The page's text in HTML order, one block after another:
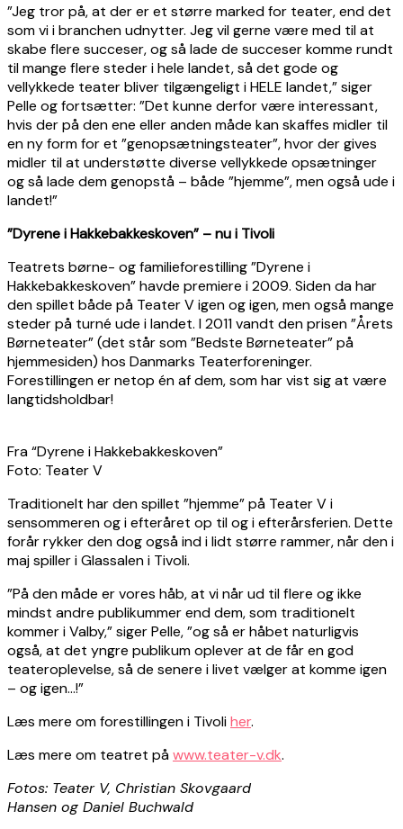
”Jeg tror på, at der er et større marked for teater, end det
som vi i branchen udnytter. Jeg vil gerne være med til at
skabe flere succeser, og så lade de succeser komme rundt
til mange flere steder i hele landet, så det gode og
vellykkede teater bliver tilgængeligt i HELE landet,” siger
Pelle og fortsætter: ”Det kunne derfor være interessant,
hvis der på den ene eller anden måde kan skaffes midler til
en ny form for et ”genopsætningsteater”, hvor der gives
midler til at understøtte diverse vellykkede opsætninger
og så lade dem genopstå – både ”hjemme”, men også ude i
landet!”
”Dyrene i Hakkebakkeskoven” – nu i Tivoli
Teatrets børne- og familieforestilling ”Dyrene i
Hakkebakkeskoven” havde premiere i 2009. Siden da har
den spillet både på Teater V igen og igen, men også mange
steder på turné ude i landet. I 2011 vandt den prisen ”Årets
Børneteater” (det står som ”Bedste Børneteater” på
hjemmesiden) hos Danmarks Teaterforeninger.
Forestillingen er netop én af dem, som har vist sig at være
langtidsholdbar!
Fra “Dyrene i Hakkebakkeskoven”
Foto: Teater V
Traditionelt har den spillet ”hjemme” på Teater V i
sensommeren og i efteråret op til og i efterårsferien. Dette
forår rykker den dog også ind i lidt større rammer, når den i
maj spiller i Glassalen i Tivoli.
”På den måde er vores håb, at vi når ud til flere og ikke
mindst andre publikummer end dem, som traditionelt
kommer i Valby,” siger Pelle, ”og så er håbet naturligvis
også, at det yngre publikum oplever at de får en god
teateroplevelse, så de senere i livet vælger at komme igen
– og igen…!”
Læs mere om forestillingen i Tivoliher.
Læs mere om teatret påwww.teater-v.dk.
Fotos: Teater V, Christian Skovgaard
Hansen og Daniel Buchwald